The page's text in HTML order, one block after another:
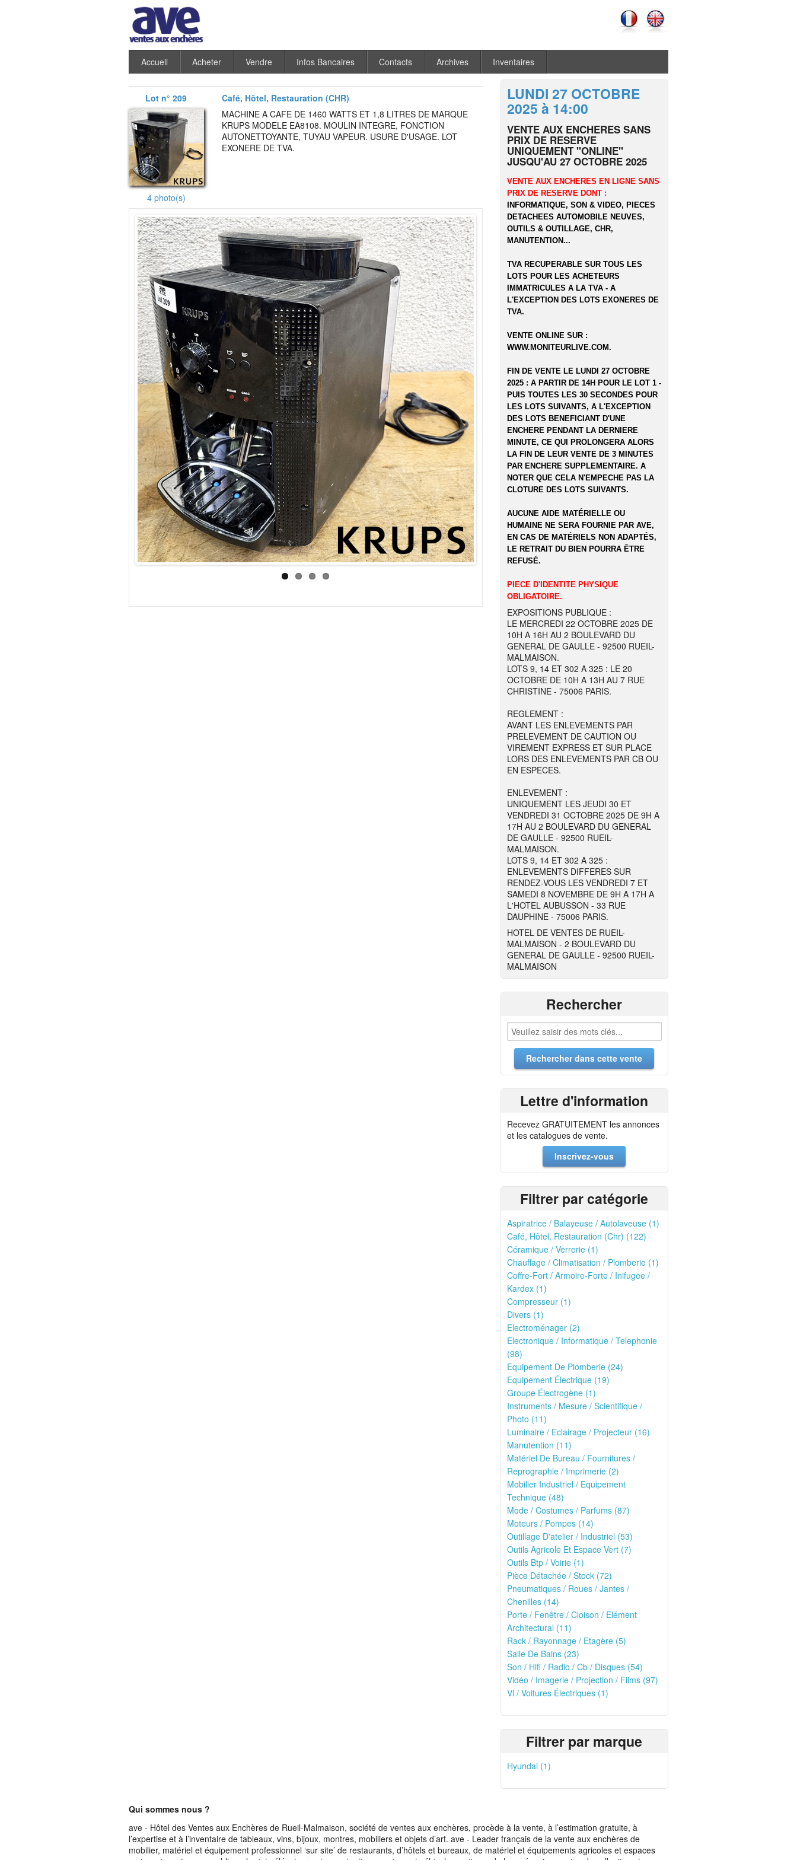
Accueil Acheter Vendre Infos Bancaires Contacts Archives Inventaires
Lot n° 209 Café, Hôtel, Restauration (CHR)
4 photo(s)
MACHINE A CAFE DE 1460 WATTS ET 1,8 LITRES DE MARQUE
KRUPS MODELE EA8108. MOULIN INTEGRE, FONCTION
AUTONETTOYANTE, TUYAU VAPEUR. USURE D'USAGE. LOT
EXONERE DE TVA.
LUNDI 27 OCTOBRE
2025 à 14:00
VENTE AUX ENCHERES SANS
PRIX DE RESERVE
UNIQUEMENT "ONLINE"
JUSQU'AU 27 OCTOBRE 2025
VENTE AUX ENCHERES EN LIGNE SANS
PRIX DE RESERVE DONT :
INFORMATIQUE, SON & VIDEO, PIECES
DETACHEES AUTOMOBILE NEUVES,
OUTILS & OUTILLAGE, CHR,
MANUTENTION...
TVA RECUPERABLE SUR TOUS LES
LOTS POUR LES ACHETEURS
IMMATRICULES A LA TVA - A
L'EXCEPTION DES LOTS EXONERES DE
TVA.
VENTE ONLINE SUR :
WWW.MONITEURLIVE.COM.
FIN DE VENTE LE LUNDI 27 OCTOBRE
2025 : A PARTIR DE 14H POUR LE LOT 1 -
PUIS TOUTES LES 30 SECONDES POUR
LES LOTS SUIVANTS, A L'EXCEPTION
DES LOTS BENEFICIANT D'UNE
ENCHERE PENDANT LA DERNIERE
MINUTE, CE QUI PROLONGERA ALORS
LA FIN DE LEUR VENTE DE 3 MINUTES
PAR ENCHERE SUPPLEMENTAIRE. A
NOTER QUE CELA N'EMPECHE PAS LA
CLOTURE DES LOTS SUIVANTS.
AUCUNE AIDE MATÉRIELLE OU
HUMAINE NE SERA FOURNIE PAR AVE,
EN CAS DE MATÉRIELS NON ADAPTÉS,
LE RETRAIT DU BIEN POURRA ÊTRE
REFUSÉ.
PIECE D'IDENTITE PHYSIQUE
OBLIGATOIRE.
EXPOSITIONS PUBLIQUE :
LE MERCREDI 22 OCTOBRE 2025 DE
10H A 16H AU 2 BOULEVARD DU
GENERAL DE GAULLE - 92500 RUEIL-
MALMAISON.
LOTS 9, 14 ET 302 A 325 : LE 20
OCTOBRE DE 10H A 13H AU 7 RUE
CHRISTINE - 75006 PARIS.
REGLEMENT :
AVANT LES ENLEVEMENTS PAR
PRELEVEMENT DE CAUTION OU
VIREMENT EXPRESS ET SUR PLACE
LORS DES ENLEVEMENTS PAR CB OU
EN ESPECES.
ENLEVEMENT :
UNIQUEMENT LES JEUDI 30 ET
VENDREDI 31 OCTOBRE 2025 DE 9H A
17H AU 2 BOULEVARD DU GENERAL
DE GAULLE - 92500 RUEIL-
MALMAISON.
LOTS 9, 14 ET 302 A 325 :
ENLEVEMENTS DIFFERES SUR
RENDEZ-VOUS LES VENDREDI 7 ET
SAMEDI 8 NOVEMBRE DE 9H A 17H A
L'HOTEL AUBUSSON - 33 RUE
DAUPHINE - 75006 PARIS.
HOTEL DE VENTES DE RUEIL-
MALMAISON - 2 BOULEVARD DU
GENERAL DE GAULLE - 92500 RUEIL-
MALMAISON
Rechercher
Lettre d'information
Recevez GRATUITEMENT les annonces
et les catalogues de vente.
Inscrivez-vous
Filtrer par catégorie
Aspiratrice / Balayeuse / Autolaveuse (1)
Café, Hôtel, Restauration (Chr) (122)
Céramique / Verrerie (1)
Chauffage / Climatisation / Plomberie (1)
Coffre-Fort / Armoire-Forte / Inifugee /
Kardex (1)
Compresseur (1)
Divers (1)
Electroménager (2)
Electronique / Informatique / Telephonie
(98)
Equipement De Plomberie (24)
Equipement Électrique (19)
Groupe Électrogène (1)
Instruments / Mesure / Scientifique /
Photo (11)
Luminaire / Eclairage / Projecteur (16)
Manutention (11)
Matériel De Bureau / Fournitures /
Reprographie / Imprimerie (2)
Mobilier Industriel / Equipement
Technique (48)
Mode / Costumes / Parfums (87)
Moteurs / Pompes (14)
Outillage D'atelier / Industriel (53)
Outils Agricole Et Espace Vert (7)
Outils Btp / Voirie (1)
Pièce Détachée / Stock (72)
Pneumatiques / Roues / Jantes /
Chenilles (14)
Porte / Fenêtre / Cloison / Elément
Architectural (11)
Rack / Rayonnage / Etagère (5)
Salle De Bains (23)
Son / Hifi / Radio / Cb / Disques (54)
Vidéo / Imagerie / Projection / Films (97)
Vl / Voitures Électriques (1)
Filtrer par marque
Hyundai (1)
Qui sommes nous ?
ave - Hôtel des Ventes aux Enchères de Rueil-Malmaison, société de ventes aux enchères, procède à la vente, à l’estimation gratuite, à
l’expertise et à l’inventaire de tableaux, vins, bijoux, montres, mobiliers et objets d’art. ave - Leader français de la vente aux enchères de
mobilier, matériel et équipement professionnel ‘sur site’ de restaurants, d’hôtels et bureaux, de matériel et équipements agricoles et espaces